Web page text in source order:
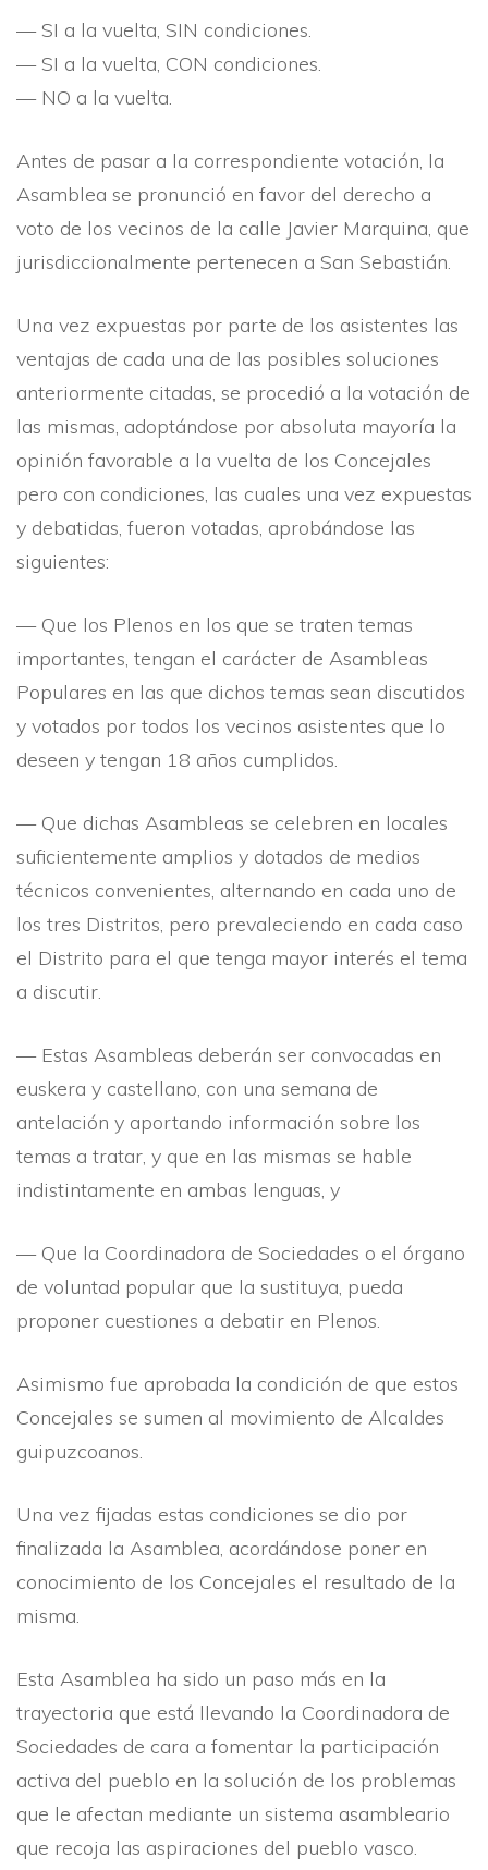
— SI a la vuelta, SIN condiciones.
— SI a la vuelta, CON condiciones.
— NO a la vuelta.
Antes de pasar a la correspondiente votación, la
Asamblea se pronunció en favor del derecho a
voto de los vecinos de la calle Javier Marquina, que
jurisdiccionalmente pertenecen a San Sebastián.
Una vez expuestas por parte de los asistentes las
ventajas de cada una de las posibles soluciones
anteriormente citadas, se procedió a la votación de
las mismas, adoptándose por absoluta mayorí­a la
opinión favorable a la vuelta de los Concejales
pero con condiciones, las cuales una vez expuestas
y debatidas, fueron votadas, aprobándose las
siguientes:
— Que los Plenos en los que se traten temas
importantes, tengan el carácter de Asambleas
Populares en las que dichos temas sean discutidos
y votados por todos los vecinos asistentes que lo
deseen y tengan 18 años cumplidos.
— Que dichas Asambleas se celebren en locales
suficientemente amplios y dotados de medios
técnicos convenientes, alternando en cada uno de
los tres Distritos, pero prevaleciendo en cada caso
el Distrito para el que tenga mayor interés el tema
a discutir.
— Estas Asambleas deberán ser convocadas en
euskera y castellano, con una semana de
antelación y aportando información sobre los
temas a tratar, y que en las mismas se hable
indistintamente en ambas lenguas, y
— Que la Coordinadora de Sociedades o el órgano
de voluntad popular que la sustituya, pueda
proponer cuestiones a debatir en Plenos.
Asimismo fue aprobada la condición de que estos
Concejales se sumen al movimiento de Alcaldes
guipuzcoanos.
Una vez fijadas estas condiciones se dio por
finalizada la Asamblea, acordándose poner en
conocimiento de los Concejales el resultado de la
misma.
Esta Asamblea ha sido un paso más en la
trayectoria que está llevando la Coordinadora de
Sociedades de cara a fomentar la participación
activa del pueblo en la solución de los problemas
que le afectan mediante un sistema asambleario
que recoja las aspiraciones del pueblo vasco.